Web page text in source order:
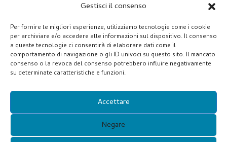
Gestisci il consenso
Per fornire le migliori esperienze, utilizziamo tecnologie come i cookie
per archiviare e/o accedere alle informazioni sul dispositivo. Il consenso
a queste tecnologie ci consentirà di elaborare dati come il
comportamento di navigazione o gli ID univoci su questo sito. Il mancato
consenso o la revoca del consenso potrebbero influire negativamente
su determinate caratteristiche e funzioni.
Accettare
Negare
Dicembre 2021
Ottobre 2021
Luglio 2021
Categorie
NOTIZIA